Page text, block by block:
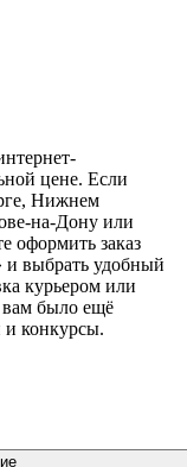
цене. Если
Нижнем
на-Дону или
оформить заказ
и выбрать удобный
курьером или
вам было ещё
и конкурсы.